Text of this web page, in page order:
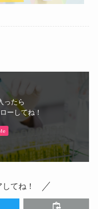
ったら
ーしてね！
てね！